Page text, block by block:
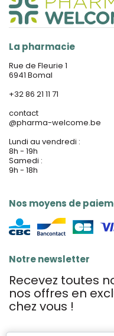
La pharmacie
Rue de Fleurie 1
6941 Bomal
+32 86 21 11 71
contact
@pharma-welcome.be
Lundi au vendredi :
8h - 19h
Samedi :
9h - 18h
Nos moyens de
Notre newsletter
Recevez toutes
nos offres en
chez vous !